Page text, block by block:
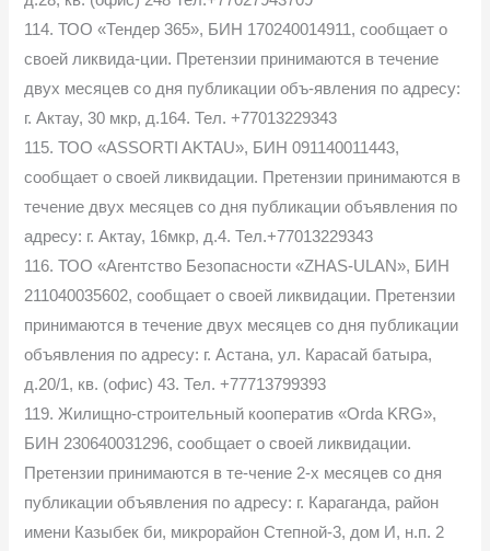
114. ТОО «Тендер 365», БИН 170240014911, сообщает о
своей ликвида-ции. Претензии принимаются в течение
двух месяцев со дня публикации объ-явления по адресу:
г. Актау, 30 мкр, д.164. Тел. +77013229343
115. ТОО «ASSORTI AKTAU», БИН 091140011443,
сообщает о своей ликвидации. Претензии принимаются в
течение двух месяцев со дня публикации объявления по
адресу: г. Актау, 16мкр, д.4. Тел.+77013229343
116. ТОО «Агентство Безопасности «ZHAS-ULAN», БИН
211040035602, сообщает о своей ликвидации. Претензии
принимаются в течение двух месяцев со дня публикации
объявления по адресу: г. Астана, ул. Карасай батыра,
д.20/1, кв. (офис) 43. Тел. +77713799393
119. Жилищно-строительный кооператив «Orda KRG»,
БИН 230640031296, сообщает о своей ликвидации.
Претензии принимаются в те-чение 2-х месяцев со дня
публикации объявления по адресу: г. Караганда, район
имени Казыбек би, микрорайон Степной-3, дом И, н.п. 2